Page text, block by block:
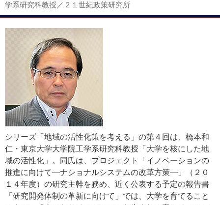
学系研究科教授／２１世紀政策研究所
シリーズ「地域の活性化策を考える」の第４回は、橋本和
仁・東京大学大学院工学系研究科教授「大学を核にした地
域の活性化」。同氏は、プロジェクト「イノベーションの
推進に向けて―ナショナルシステムの改革方策―」（２０
１４年度）の研究主幹を務め、近く公表する予定の報告書
「研究開発体制の革新に向けて」では、大学を育てること